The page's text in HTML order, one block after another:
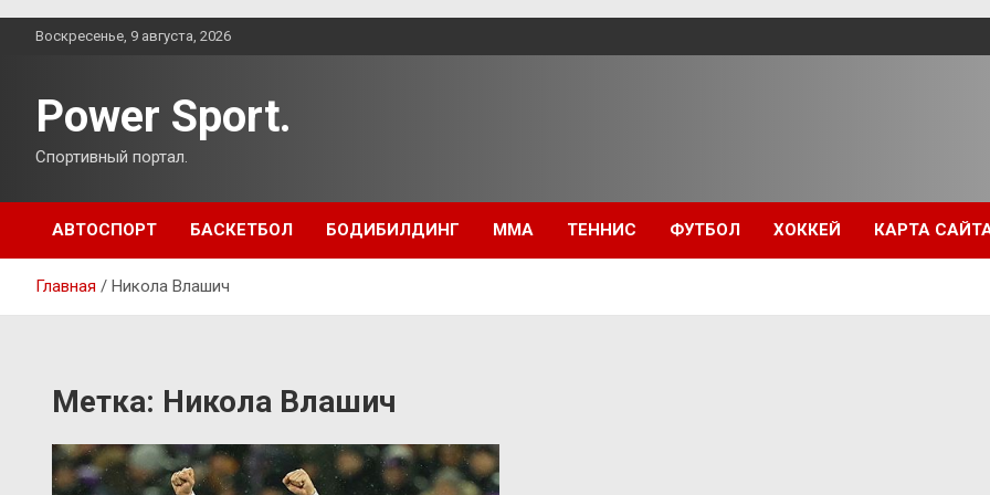
ПерейтиВоскресенье, 9 августа, 2026
Power Sport.
Спортивный портал.
АВТОСПОРТ БАСКЕТБОЛ БОДИБИЛДИНГ ММА ТЕННИС ФУТБОЛ ХОККЕЙ КАРТА
Главная Никола Влашич
Метка: Никола Влашич